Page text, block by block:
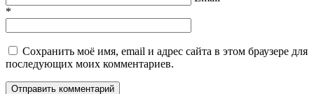
*
Сохранить моё имя, email и адрес сайта в этом браузере для
последующих моих комментариев.